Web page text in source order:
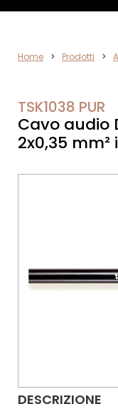
Home > Prodotti >
TSK1038 PUR
Cavo audio
2x0,35 mm²
DESCRIZIONE